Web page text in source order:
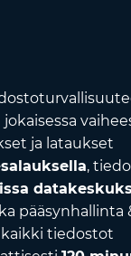
ja lataukset
salauksella,
pääsynhallinta
tiedostot